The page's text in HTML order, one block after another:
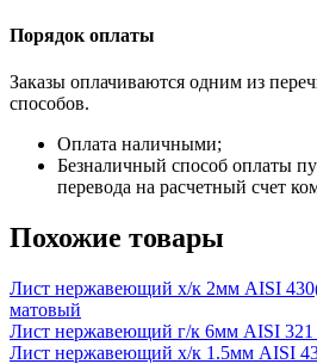
Порядок оплаты
Заказы оплачиваются одним из
способов.
Оплата наличными;
Безналичный способ оплаты
перевода на расчетный счет
Похожие товары
Лист нержавеющий х/к 2мм AISI
матовый
Лист нержавеющий г/к 6мм AISI
Лист нержавеющий х/к 1.5мм AISI